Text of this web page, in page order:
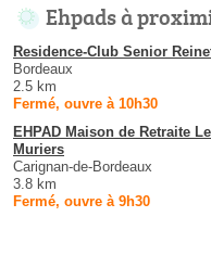
Ehpads à
Residence-Club Senior
Bordeaux
2.5 km
Fermé, ouvre à 10h30
EHPAD Maison de Retraite
Muriers
Carignan-de-Bordeaux
3.8 km
Fermé, ouvre à 9h30